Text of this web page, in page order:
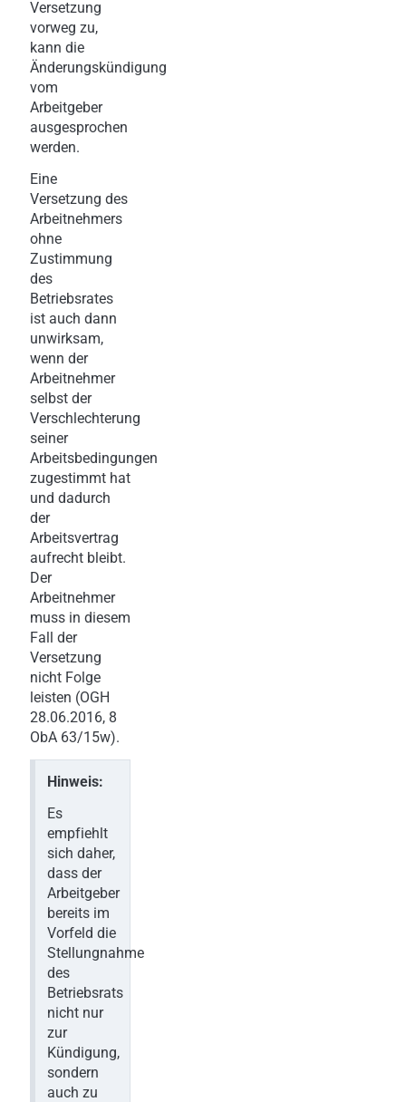
Versetzung
vorweg zu,
kann die
Änderungskündigung
vom
Arbeitgeber
ausgesprochen
werden.
Eine
Versetzung des
Arbeitnehmers
ohne
Zustimmung
des
Betriebsrates
ist auch dann
unwirksam,
wenn der
Arbeitnehmer
selbst der
Verschlechterung
seiner
Arbeitsbedingungen
zugestimmt hat
und dadurch
der
Arbeitsvertrag
aufrecht bleibt.
Der
Arbeitnehmer
muss in diesem
Fall der
Versetzung
nicht Folge
leisten (OGH
28.06.2016, 8
ObA 63/15w).
Hinweis:
Es
empfiehlt
sich daher,
dass der
Arbeitgeber
bereits im
Vorfeld die
Stellungnahme
des
Betriebsrats
nicht nur
zur
Kündigung,
sondern
auch zu